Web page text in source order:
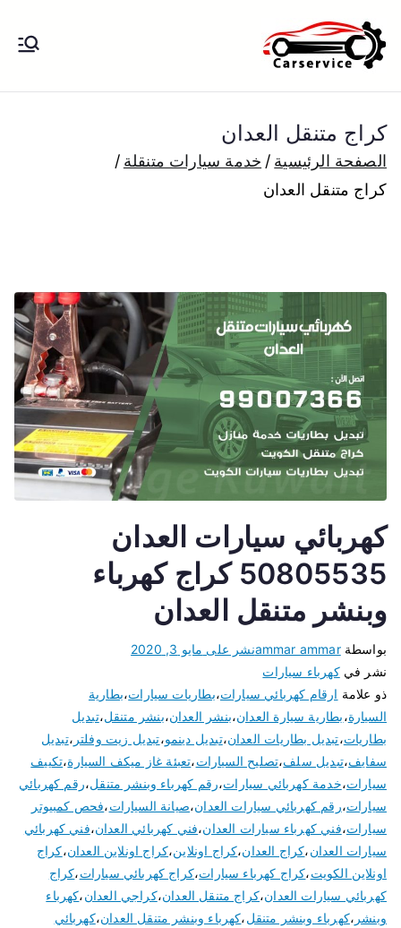
إلى
المحتوى
الكويت
بنشر متنقل الكويت كهرباء وبنشر تبديل
بارخص الاسعاركراج متنقل العدان
الصفحة الرئيسية
خدمة سيارات متنقلة
كراج متنقل العدان
كهربائي سيارات العدان
50805535 كراج كهرباء
وبنشر متنقل العدان
بواسطةammar ammarنشر على مايو 3, 2020
نشر فيكهرباء سيارات
ذو علامة ارقام كهربائي سيارات،بطاريات سيارات،بطارية
السيارة،بطارية سيارة العدان،بنشر العدان،بنشر متنقل،تبديل
بطاريات،تبديل بطاريات العدان،تبديل دينمو،تبديل زيت وفلتر ،تبديل
سفايف،تبديل سلف،تصليح السيارات،تعبئة غاز ميكف السيارة،تكييف
سيارات،خدمة كهربائي سيارات،رقم كهرباء وبنشر متنقل،رقم كهربائي
سيارات،رقم كهربائي سيارات العدان،صيانة السيارات،فحص كمبيوتر
سيارات،فني كهرباء سيارات العدان،فني كهربائي العدان،فني كهربائي
سيارات العدان،كراج العدان،كراج اونلاين،كراج اونلاين العدان،كراج
اونلاين الكويت،كراج كهرباء سيارات،كراج كهربائي سيارات،كراج
كهربائي سيارات العدان،كراج متنقل العدان،كراجي العدان،كهرباء
وبنشر ،كهرباء وبنشر متنقل،كهرباء وبنشر متنقل العدان،كهربائي